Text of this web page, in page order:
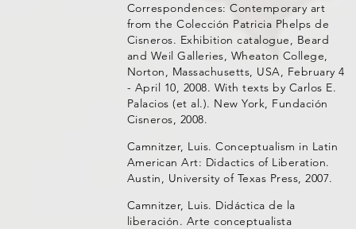
Correspondences: Contemporary art
from the Colección Patricia Phelps de
Cisneros. Exhibition catalogue, Beard
and Weil Galleries, Wheaton College,
Norton, Massachusetts, USA, February 4
- April 10, 2008. With texts by Carlos E.
Palacios (et al.). New York, Fundación
Cisneros, 2008.
Camnitzer, Luis. Conceptualism in Latin
American Art: Didactics of Liberation.
Austin, University of Texas Press, 2007.
Camnitzer, Luis. Didáctica de la
liberación. Arte conceptualista